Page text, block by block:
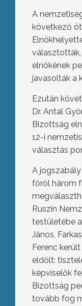
A
következő
elnökének
javasolták a
Ezután
Dr. Antal
Bizottság
12-i
választás
A
főről három
Ruszin
testületébe
János,
Ferenc
eldőlt:
képviselők
Bizottság
tovább fog